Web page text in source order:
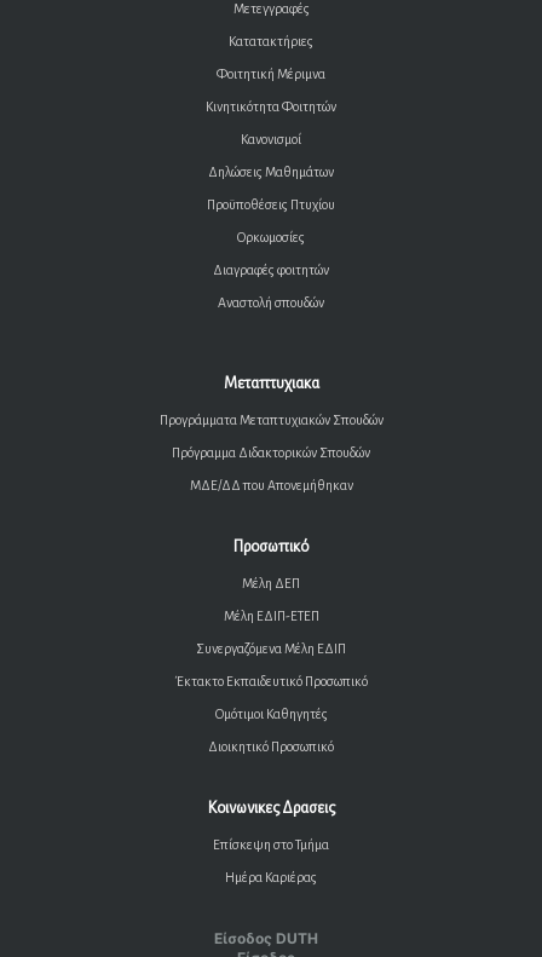
Μετεγγραφές
Κατατακτήριες
Φοιτητική Μέριμνα
Κινητικότητα Φοιτητών
Κανονισμοί
Δηλώσεις Μαθημάτων
Προϋποθέσεις Πτυχίου
Ορκωμοσίες
Διαγραφές φοιτητών
Αναστολή σπουδών
Μεταπτυχιακα
Προγράμματα Μεταπτυχιακών Σπουδών
Πρόγραμμα Διδακτορικών Σπουδών
ΜΔΕ/ΔΔ που Απονεμήθηκαν
Προσωπικό
Μέλη ΔΕΠ
Μέλη ΕΔΙΠ-ΕΤΕΠ
Συνεργαζόμενα Μέλη ΕΔΙΠ
Έκτακτο Εκπαιδευτικό Προσωπικό
Ομότιμοι Καθηγητές
Διοικητικό Προσωπικό
Κοινωνικες Δρασεις
Επίσκεψη στο Τμήμα
Ημέρα Καριέρας
Είσοδος DUTH